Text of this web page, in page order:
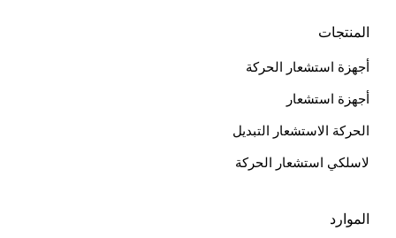
المنتجات
أجهزة استشعار الحركة
أجهزة استشعار
الحركة الاستشعار التبديل
لاسلكي استشعار الحركة
الموارد